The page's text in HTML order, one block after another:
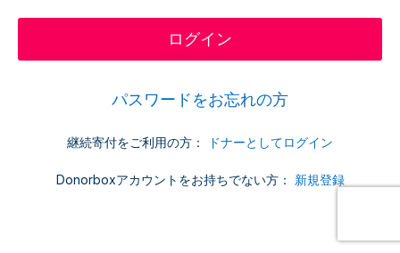
パスワードをお忘れの方
継続寄付をご利用の方： ドナーとしてログイン
Donorboxアカウントをお持ちでない方： 新規登録